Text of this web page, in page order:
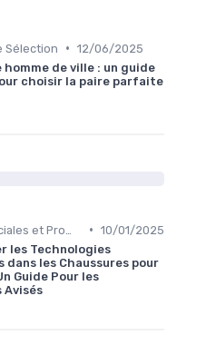
Sélection • 12/06/2025
homme de ville : un guide
choisir la paire parfaite
• 10/01/2025
les Technologies
dans les Chaussures pour
Guide Pour les
Avisés